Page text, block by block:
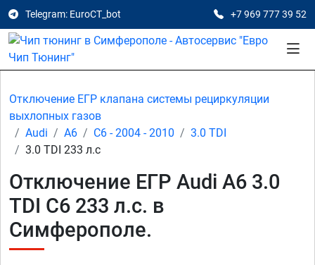
Telegram: EuroCT_bot +7 969 777 39 52
Отключение ЕГР клапана системы рециркуляции
выхлопных газов
Audi
A6 C6 - 2004 - 2010
3.0 TDI
3.0 TDI 233 л.с
Отключение ЕГР Audi A6 3.0
TDI C6 233 л.с. в
Симферополе.